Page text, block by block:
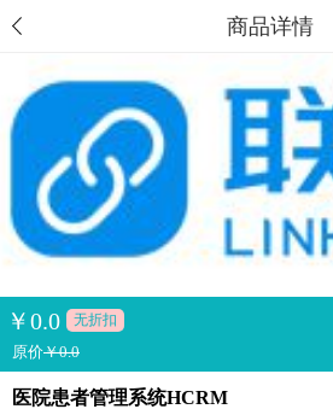
商品详情
￥0.0 无折扣
原价￥0.0
医院患者管理系统HCRM